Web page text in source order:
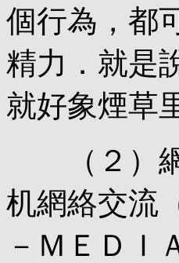
個行為，都
精力．就是
就好象煙草
（２）網
机網絡交流
－ＭＥＤ